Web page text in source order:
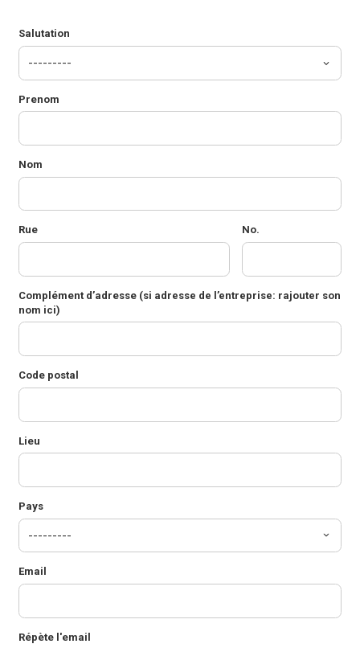
Salutation
Prenom
Nom
Rue No.
Complément d’adresse (si adresse de l’entreprise: rajouter son
nom ici)
Code postal
Lieu
Pays
Email
Répète l'email